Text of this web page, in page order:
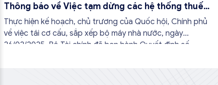
Thông báo về Việc tạm dừng các hệ thống thuế
điện tử
Thực hiện kế hoạch, chủ trương của Quốc hội, Chính phủ
về việc tái cơ cấu, sắp xếp bộ máy nhà nước, ngày
26/02/2025, Bộ Tài chính đã ban hành Quyết định số
cơ cấu tổ chức của Cục Thuế...